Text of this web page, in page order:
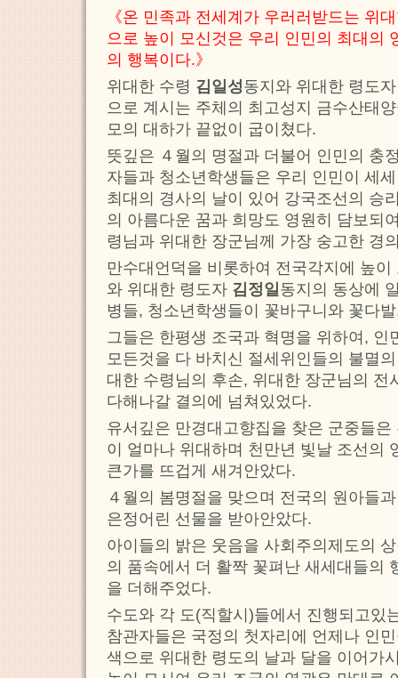
《온 민족과 전세계가 우러러받드는 위
으로 높이 모신것은 우리 인민의 최대의
의 행복이다.》
위대한 수령 김일성동지와 위대한 령도
으로 계시는 주체의 최고성지 금수산태
모의 대하가 끝없이 굽이쳤다.
뜻깊은 ４월의 명절과 더불어 인민의 충
자들과 청소년학생들은 우리 인민이 세
최대의 경사의 날이 있어 강국조선의 승
의 아름다운 꿈과 희망도 영원히 담보되
령님과 위대한 장군님께 가장 숭고한 경
만수대언덕을 비롯하여 전국각지에 높
와 위대한 령도자 김정일 동지의 동상에
병들, 청소년학생들이 꽃바구니와 꽃다
그들은 한평생 조국과 혁명을 위하여, 인
모든것을 다 바치신 절세위인들의 불멸
대한 수령님의 후손, 위대한 장군님의 전
다해나갈 결의에 넘쳐있었다.
유서깊은 만경대고향집을 찾은 군중들
이 얼마나 위대하며 천만년 빛날 조선의
큰가를 뜨겁게 새겨안았다.
４월의 봄명절을 맞으며 전국의 원아들
은정어린 선물을 받아안았다.
아이들의 밝은 웃음을 사회주의제도의
의 품속에서 더 활짝 꽃펴난 새세대들의
을 더해주었다.
수도와 각 도(직할시)들에서 진행되고있
참관자들은 국정의 첫자리에 언제나 인
색으로 위대한 령도의 날과 달을 이어가